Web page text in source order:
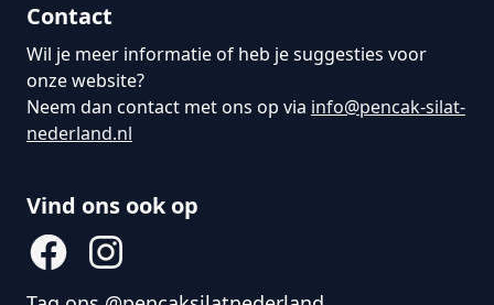
Contact
Wil je meer informatie of heb je suggesties voor
onze website?
Neem dan contact met ons op via info@pencak-silat-
nederland.nl
Vind ons ook op